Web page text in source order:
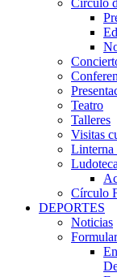
Teatro
Talleres
Visitas
Linterna
Ludoteca
Círculo
DEPORTES
Noticias